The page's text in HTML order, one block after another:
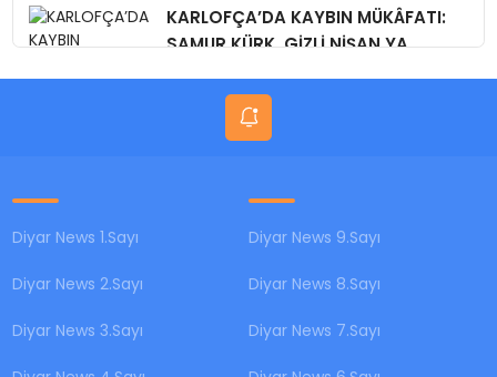
KARLOFÇA’DA KAYBIN MÜKÂFATI:
SAMUR KÜRK, GİZLİ NİŞAN,YA
Diyar News 1.Sayı
Diyar News 2.Sayı
Diyar News 3.Sayı
Diyar News 9.Sayı
Diyar News 8.Sayı
Diyar News 7.Sayı